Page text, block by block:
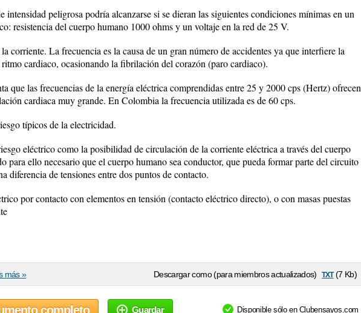
intensidad peligrosa podría alcanzarse si se dieran las siguientes condiciones mínimas en un
resistencia del cuerpo humano 1000 ohms y un voltaje en la red de 25 V.
corriente. La frecuencia es la causa de un gran número de accidentes ya que interfiere la
cardiaco, ocasionando la fibrilación del corazón (paro cardiaco).
que las frecuencias de la energía eléctrica comprendidas entre 25 y 2000 cps (Hertz) ofrecen
cardiaca muy grande. En Colombia la frecuencia utilizada es de 60 cps.
típicos de la electricidad.
eléctrico como la posibilidad de circulación de la corriente eléctrica a través del cuerpo
para ello necesario que el cuerpo humano sea conductor, que pueda formar parte del circuito
diferencia de tensiones entre dos puntos de contacto.
por contacto con elementos en tensión (contacto eléctrico directo), o con masas puestas
Descargar como (para miembros actualizados) txt(7 Kb)
más »
completo Guardar Disponible sólo en Clubensayos.com